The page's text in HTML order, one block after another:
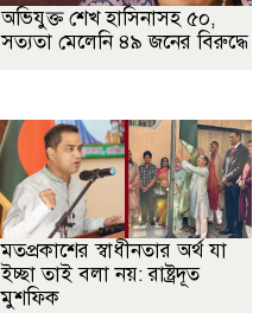
অভিযুক্ত শেখ হাসিনাসহ ৫০,
সত্যতা মেলেনি ৪৯ জনের বিরুদ্ধে
মতপ্রকাশের স্বাধীনতার অর্থ যা
ইচ্ছা তাই বলা নয়: রাষ্ট্রদূত
মুশফিক